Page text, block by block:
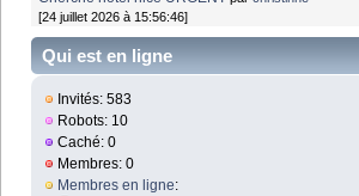
[24 juillet 2026 à 15:56:46]
Qui est en ligne
Invités: 583
Robots: 10
Caché: 0
Membres: 0
Membres en ligne: